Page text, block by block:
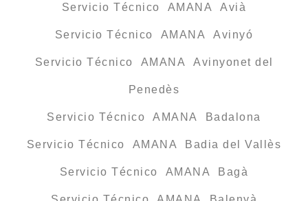
Servicio Técnico AMANA Avià
Servicio Técnico AMANA Avinyó
Servicio Técnico AMANA Avinyonet del
Penedès
Servicio Técnico AMANA Badalona
Servicio Técnico AMANA Badia del Vallès
Servicio Técnico AMANA Bagà